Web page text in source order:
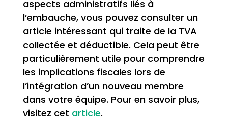
aspects administratifs liés à
l’embauche, vous pouvez consulter un
article intéressant qui traite de la TVA
collectée et déductible. Cela peut être
particulièrement utile pour comprendre
les implications fiscales lors de
l’intégration d’un nouveau membre
dans votre équipe. Pour en savoir plus,
visitez cet article.